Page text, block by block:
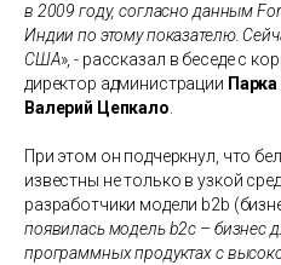
в 2009 году, согласно данным
Индии по этому показателю.
США», - рассказал в беседе с
директор администрации
Валерий Цепкало
При этом он подчеркнул, что
известны не только в узкой
разработчики модели b2b
появилась модель b2c – бизнес
программных продуктах с